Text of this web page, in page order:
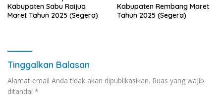
Kabupaten Sabu Raijua
Maret Tahun 2025 (Segera)
Kabupaten Rembang Maret
Tahun 2025 (Segera)
Tinggalkan Balasan
Alamat email Anda tidak akan dipublikasikan. Ruas yang wajib
ditandai *